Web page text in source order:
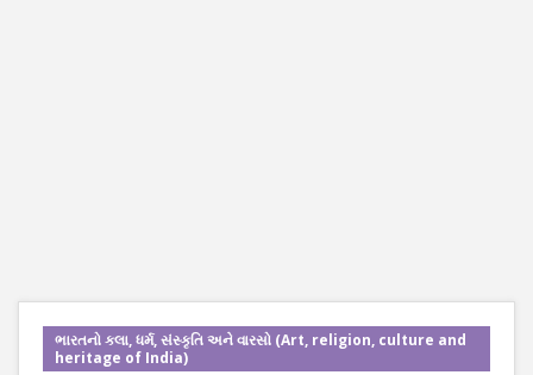
ભારતનો કલા, ધર્મ, સંસ્કૃતિ અને વારસો (Art, religion, culture and
heritage of India)